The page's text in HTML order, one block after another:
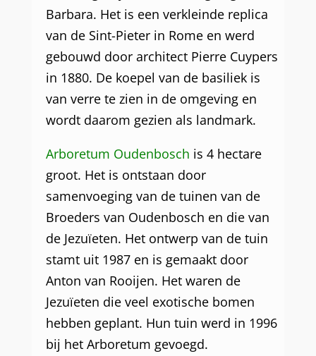
Barbara. Het is een verkleinde replica
van de Sint-Pieter in Rome en werd
gebouwd door architect Pierre Cuypers
in 1880. De koepel van de basiliek is
van verre te zien in de omgeving en
wordt daarom gezien als landmark.
Arboretum Oudenbosch is 4 hectare
groot. Het is ontstaan door
samenvoeging van de tuinen van de
Broeders van Oudenbosch en die van
de Jezuïeten. Het ontwerp van de tuin
stamt uit 1987 en is gemaakt door
Anton van Rooijen. Het waren de
Jezuïeten die veel exotische bomen
hebben geplant. Hun tuin werd in 1996
bij het Arboretum gevoegd.